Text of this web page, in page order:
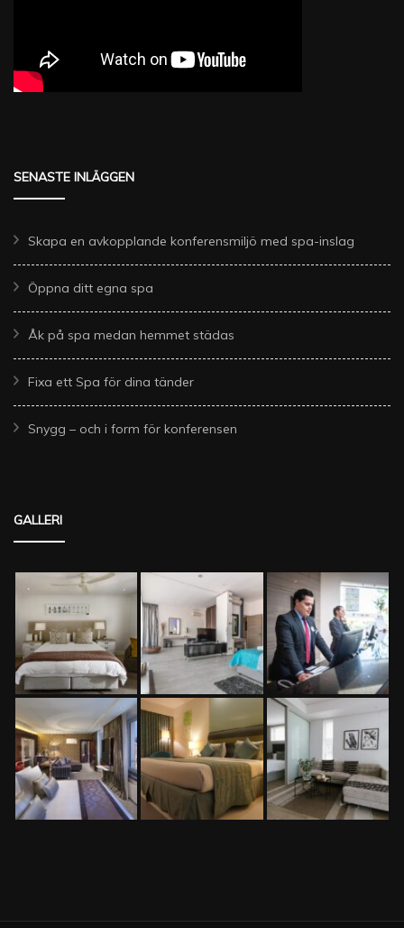
SENASTE INLÄGGEN
Skapa en avkopplande konferensmiljö med spa-inslag
Öppna ditt egna spa
Åk på spa medan hemmet städas
Fixa ett Spa för dina tänder
Snygg – och i form för konferensen
GALLERI